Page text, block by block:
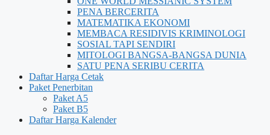
PENA BERCERITA
MATEMATIKA EKONOMI
MEMBACA RESIDIVIS KRIMINOLOGI
SOSIAL TAPI SENDIRI
MITOLOGI BANGSA-BANGSA DUNIA
SATU PENA SERIBU CERITA
Daftar Harga Cetak
Paket Penerbitan
Paket A5
Paket B5
Daftar Harga Kalender